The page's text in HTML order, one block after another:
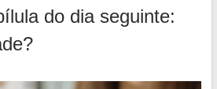
do dia seguinte: